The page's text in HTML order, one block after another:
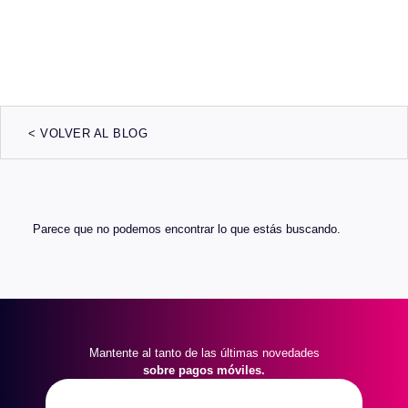
< VOLVER AL BLOG
Parece que no podemos encontrar lo que estás buscando.
Mantente al tanto de las últimas novedades
sobre pagos móviles.